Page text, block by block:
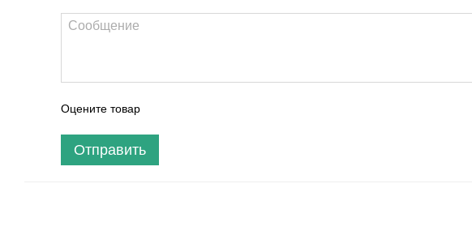
Оцените товар
Отправить